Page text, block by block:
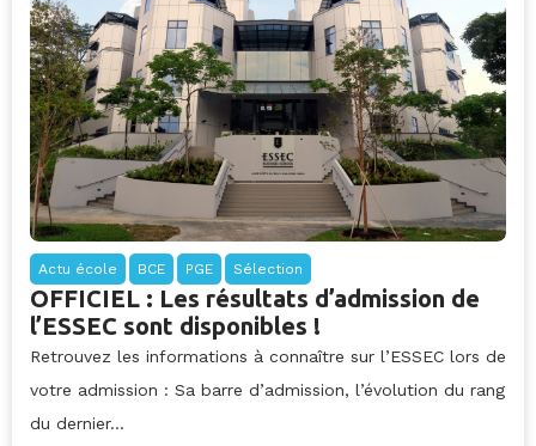
Actu école BCE PGE Sélection
OFFICIEL : Les résultats d’admission de
l’ESSEC sont disponibles !
Retrouvez les informations à connaître sur l’ESSEC lors de
votre admission : Sa barre d’admission, l’évolution du rang
du dernier...